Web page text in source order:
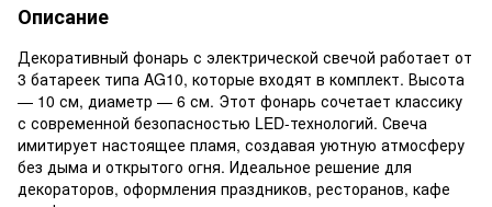
Описание
Декоративный фонарь с электрической свечой работает от
3 батареек типа AG10, которые входят в комплект. Высота
— 10 см, диаметр — 6 см. Этот фонарь сочетает классику
с современной безопасностью LED-технологий. Свеча
имитирует настоящее пламя, создавая уютную атмосферу
без дыма и открытого огня. Идеальное решение для
декораторов, оформления праздников, ресторанов, кафе